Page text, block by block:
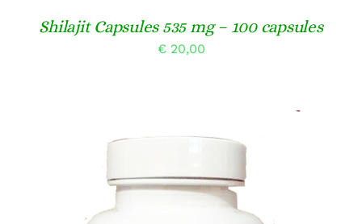
Shilajit Capsules 535 mg – 100 capsules
€20,00